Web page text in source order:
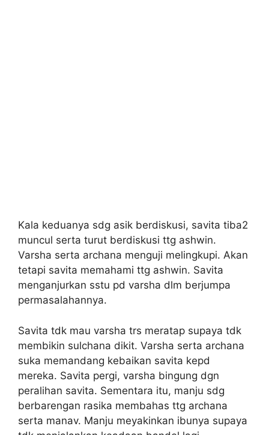
Kala keduanya sdg asik berdiskusi, savita tiba2
muncul serta turut berdiskusi ttg ashwin.
Varsha serta archana menguji melingkupi. Akan
tetapi savita memahami ttg ashwin. Savita
menganjurkan sstu pd varsha dlm berjumpa
permasalahannya.
Savita tdk mau varsha trs meratap supaya tdk
membikin sulchana dikit. Varsha serta archana
suka memandang kebaikan savita kepd
mereka. Savita pergi, varsha bingung dgn
peralihan savita. Sementara itu, manju sdg
berbarengan rasika membahas ttg archana
serta manav. Manju meyakinkan ibunya supaya